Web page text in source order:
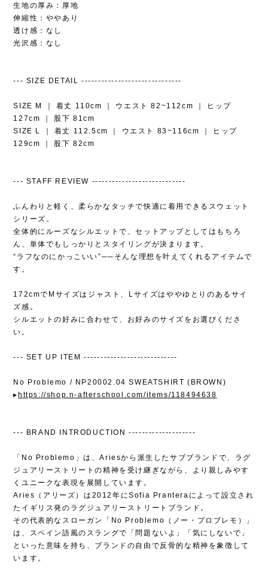
生地の厚み：厚地
伸縮性：ややあり
透け感：なし
光沢感：なし
--- SIZE DETAIL ------------------------------
SIZE M ｜ 着丈 110cm ｜ ウエスト 82~112cm ｜ ヒップ
127cm ｜ 股下 81cm
SIZE L ｜ 着丈 112.5cm ｜ ウエスト 83~116cm ｜ ヒップ
129cm ｜ 股下 82cm
--- STAFF REVIEW ----------------------------
ふんわりと軽く、柔らかなタッチで快適に着用できるスウェット
シリーズ。
全体的にルーズなシルエットで、セットアップとしてはもちろ
ん、単体でもしっかりとスタイリングが決まります。
“ラフなのにかっこいい”──そんな理想を叶えてくれるアイテムで
す。
172cmでMサイズはジャスト、Lサイズはややゆとりのあるサイ
ズ感。
シルエットの好みに合わせて、お好みのサイズをお選びくださ
い。
--- SET UP ITEM ----------------------------
No Problemo / NP20002.04 SWEATSHIRT (BROWN)
▸https://shop.n-afterschool.com/items/118494638
--- BRAND INTRODUCTION --------------------
「No Problemo」は、Ariesから派生したサブブランドで、ラグ
ジュアリーストリートの精神を受け継ぎながら、より親しみやす
くユニークな表現を展開しています。
Aries（アリーズ）は2012年にSofia Pranteraによって設立され
たイギリス発のラグジュアリーストリートブランド。
その代表的なスローガン「No Problemo（ノー・プロブレモ）」
は、スペイン語風のスラングで「問題ないよ」「気にしないで」
といった意味を持ち、ブランドの自由で反骨的な精神を象徴して
います。